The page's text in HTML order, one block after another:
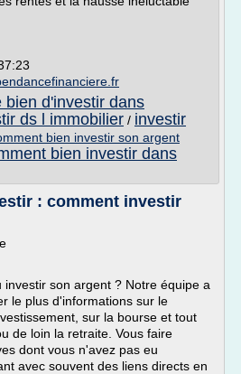
bien d'investir dans
ds l immobilier / investir
bien investir son argent
bien investir dans
: comment investir
investir son argent ? Notre équipe a
le plus d'informations sur le
sur la bourse et tout
de loin la retraite. Vous faire
dont vous n'avez pas eu
avec souvent des liens directs en